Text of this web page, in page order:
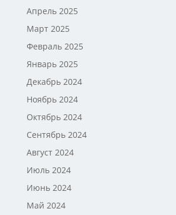
Апрель 2025
Март 2025
Февраль 2025
Январь 2025
Декабрь 2024
Ноябрь 2024
Октябрь 2024
Сентябрь 2024
Август 2024
Июль 2024
Июнь 2024
Май 2024